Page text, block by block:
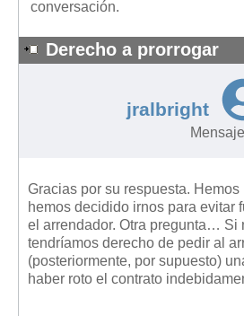
conversación.
Derecho a prorrogar
jralbright
Gracias por su respuesta.
hemos decidido irnos para evitar
el arrendador. Otra pregunta… Si
tendríamos derecho de pedir al
(posteriormente, por supuesto)
haber roto el contrato